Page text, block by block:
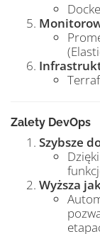
Zalety DevOps
Szybsze
Wyższa